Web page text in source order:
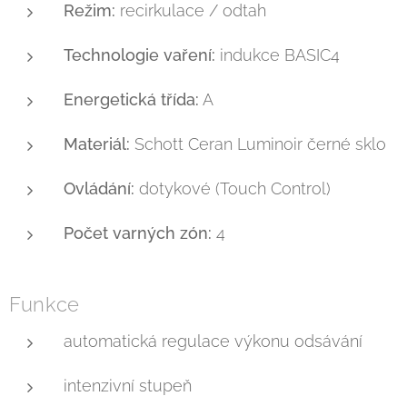
Režim: recirkulace / odtah
Technologie vaření: indukce BASIC4
Energetická třída: A
Materiál: Schott Ceran Luminoir černé sklo
Ovládání: dotykové (Touch Control)
Počet varných zón: 4
Funkce
automatická regulace výkonu odsávání
intenzivní stupeň